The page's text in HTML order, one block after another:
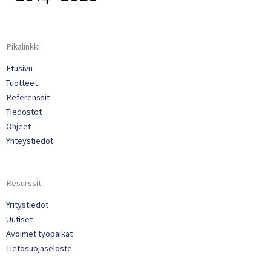
Pikalinkki
Etusivu
Tuotteet
Referenssit
Tiedostot
Ohjeet
Yhteystiedot
Resurssit
Yritystiedot
Uutiset
Avoimet työpaikat
Tietosuojaseloste